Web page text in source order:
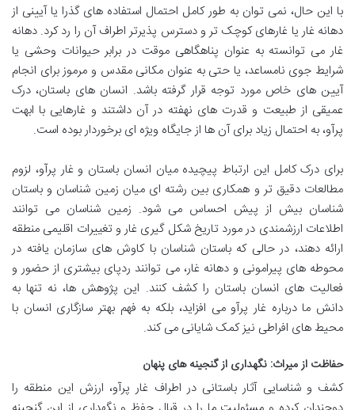
با این حال، نمی توان به طور کامل احتمال استفاده های گذرا یا آیینی از
دهانه غار یا غارهای کوچک تر و دسترس پذیرتر اطراف آن را رد کرد. دهانه
غار می توانسته به عنوان پناهگاهی موقت در برابر حیوانات وحشی یا
شرایط جوی نامساعد، یا حتی به عنوان مکانی مقدس و مرموز برای انجام
آیین های خاص مورد توجه قرار گرفته باشد. انسان های باستان، درک
عمیقی از طبیعت و قدرت های نهفته در آن داشتند و غارهایی با ابهت
پرآو، به احتمال زیاد برای آن ها از جایگاه ویژه ای برخوردار بوده است.
برای درک کامل این ارتباط پیچیده میان انسان باستان و غار پرآو، لزوم
مطالعات دقیق تر و همکاری بین رشته ای میان زمین شناسان و باستان
شناسان بیش از پیش احساس می شود. زمین شناسان می توانند
اطلاعات ارزشمندی در مورد تاریخ شکل گیری غار و تغییرات اقلیمی منطقه
ارائه دهند، در حالی که باستان شناسان با کاوش های سازمان یافته در
محوطه های پیرامونی و دهانه غار، می توانند ردپای بیشتری از حضور و
فعالیت های انسان باستان را کشف کنند. این پژوهش ها، نه تنها به
دانش ما درباره غار پرآو می افزاید، بلکه به فهم بهتر سازگاری انسان با
محیط های افراطی نیز کمک شایانی می کند.
حفاظت از میراث: نگهداری از گنجینه های پنهان
کشف و شناسایی آثار باستانی در اطراف غار پرآو، ارزش این منطقه را